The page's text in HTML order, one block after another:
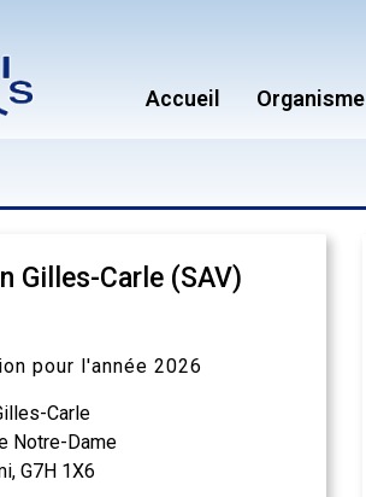
Accueil Organisme
Gilles-Carle (SAV)
pour l'année 2026
Carle
Notre-Dame
G7H 1X6